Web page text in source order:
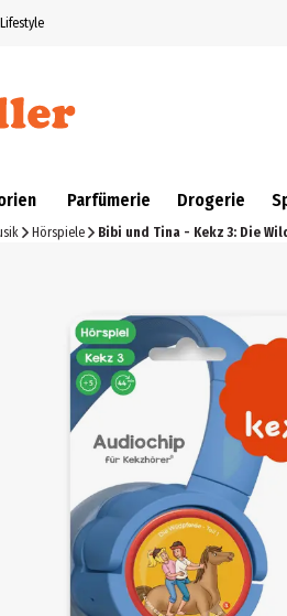
Lifestyle
Parfümerie Drogerie
Hörspiele Bibi und Tina - Kekz 3: Die